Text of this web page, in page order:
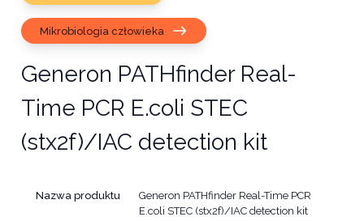
Mikrobiologia człowieka
Generon PATHfinder Real-
Time PCR E.coli STEC
(stx2f)/IAC detection kit
Nazwa produktu
Generon PATHfinder Real-Time PCR
E.coli STEC (stx2f)/IAC detection kit